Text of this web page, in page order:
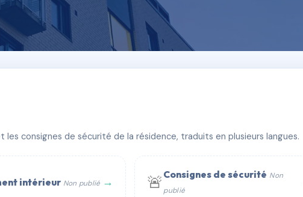
consignes de sécurité de la résidence, traduits en plusieurs langues.
intérieur Non publié → 🚨 Consignes de sécurité Non
publié